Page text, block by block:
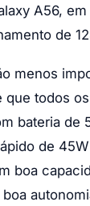
A56,
de
menos
que todos
bateria de
de
boa